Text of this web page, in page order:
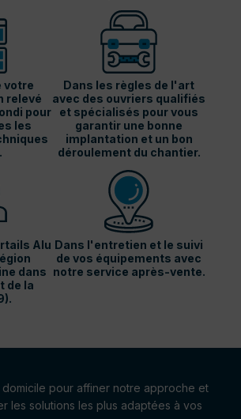
votre
relevé
pour
les
Dans les règles de l'art
avec des ouvriers qualifiés
et spécialisés pour vous
garantir une bonne
implantation et un bon
déroulement du chantier.
Alu
dans
de la
Dans l'entretien et le suivi
de vos équipements avec
notre service après-vente.
pour affiner notre approche et
les solutions les plus adaptées à vos